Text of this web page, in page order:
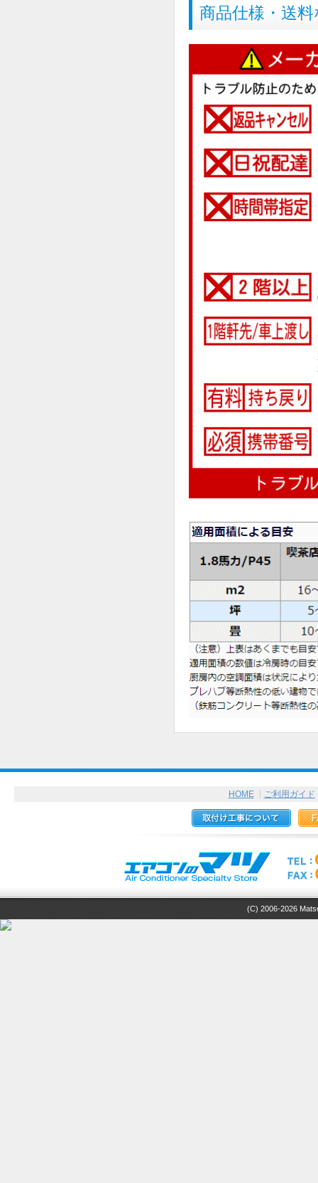
商品仕様・送
HOME ご利用ガイド
(C) 2006-2026